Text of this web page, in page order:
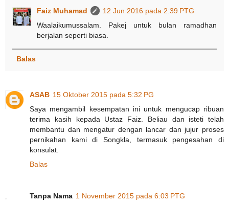
Faiz Muhamad
12 Jun 2016 pada 2:39 PTG
Waalaikumussalam. Pakej untuk bulan ramadhan
berjalan seperti biasa.
Balas
ASAB 15 Oktober 2015 pada 5:32 PG
Saya mengambil kesempatan ini untuk mengucap ribuan
terima kasih kepada Ustaz Faiz. Beliau dan isteti telah
membantu dan mengatur dengan lancar dan jujur proses
pernikahan kami di Songkla, termasuk pengesahan di
konsulat.
Balas
Tanpa Nama 1 November 2015 pada 6:03 PTG